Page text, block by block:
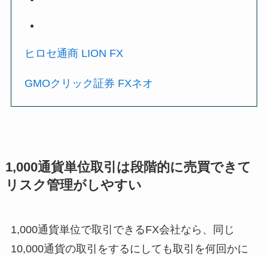
ヒロセ通商 LION FX
GMOクリック証券 FXネオ
1,000通貨単位取引は段階的に売買できて
リスク管理がしやすい
1,000通貨単位で取引できるFX会社なら、同じ
10,000通貨の取引をするにしても取引を何回かに